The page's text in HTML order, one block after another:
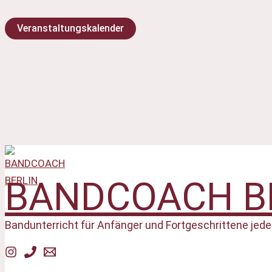
InhaltVeranstaltungskalender
BANDCOACH
Bandunterricht für Anfänger und Fortgeschrittene